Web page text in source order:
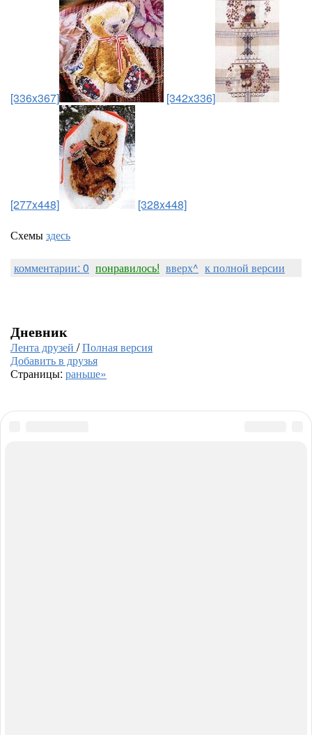
[336x367] [342x336]
[277x448]
[328x448]
Схемыздесь
комментарии: 0 понравилось! вверх^ к полной версии
Дневник
Лента друзей /Полная версия
Добавить в друзья
Страницы: раньше»